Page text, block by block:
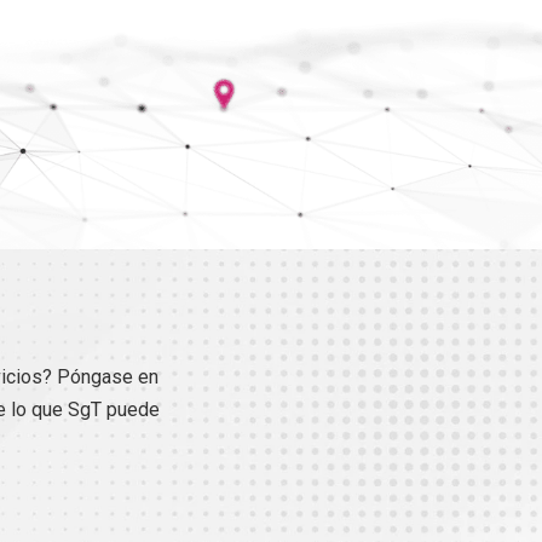
Póngase en
lo que SgT puede